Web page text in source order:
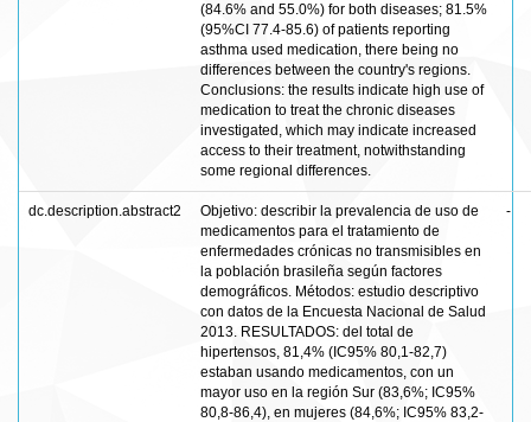
(84.6% and 55.0%) for both diseases; 81.5%
(95%CI 77.4-85.6) of patients reporting
asthma used medication, there being no
differences between the country's regions.
Conclusions: the results indicate high use of
medication to treat the chronic diseases
investigated, which may indicate increased
access to their treatment, notwithstanding
some regional differences.
dc.description.abstract2
Objetivo: describir la prevalencia de uso de
medicamentos para el tratamiento de
enfermedades crónicas no transmisibles en
la población brasileña según factores
demográficos. Métodos: estudio descriptivo
con datos de la Encuesta Nacional de Salud
2013. RESULTADOS: del total de
hipertensos, 81,4% (IC95% 80,1-82,7)
estaban usando medicamentos, con un
mayor uso en la región Sur (83,6%; IC95%
80,8-86,4), en mujeres (84,6%; IC95% 83,2-
-